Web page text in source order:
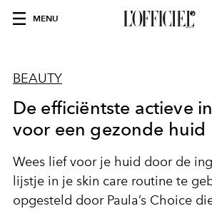
MENU
BEAUTY
De efficiëntste actieve
voor een gezonde huid
Wees lief voor je huid door de
lijstje in je skin care routine te
opgesteld door Paula’s Choice